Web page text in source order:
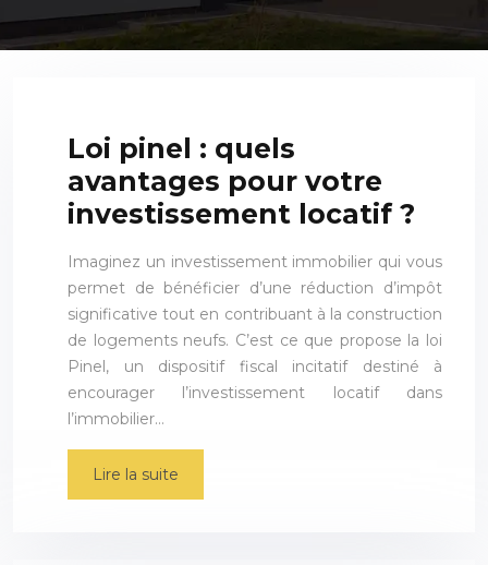
Loi pinel : quels
avantages pour votre
investissement locatif ?
Imaginez un investissement immobilier qui vous
permet de bénéficier d’une réduction d’impôt
significative tout en contribuant à la construction
de logements neufs. C’est ce que propose la loi
Pinel, un dispositif fiscal incitatif destiné à
encourager l’investissement locatif dans
l’immobilier…
Lire la suite